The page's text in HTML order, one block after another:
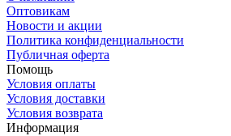
Оптовикам
Новости и акции
Политика конфиденциальности
Публичная оферта
Помощь
Условия оплаты
Условия доставки
Условия возврата
Информация